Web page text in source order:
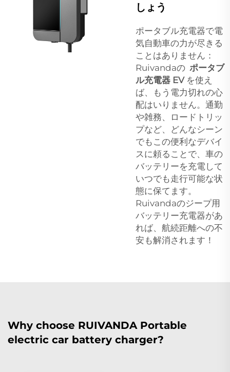
しょう
ポータブル充電器で電
気自動車の力が尽きる
ことはありません：
Ruivandaの ポータブ
ル充電器 EV を使え
ば、もう電力切れの心
配はいりません。通勤
や雑務、ロードトリッ
プなど、どんなシーン
でもこの便利なデバイ
スに頼ることで、車の
バッテリーを充電して
いつでも走行可能な状
態に保てます。
Ruivandaのジープ用
バッテリー充電器があ
れば、航続距離への不
安も解消されます！
Why choose RUIVANDA Portable
electric car battery charger?